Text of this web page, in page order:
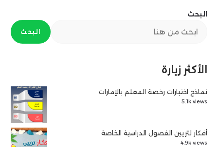
البحث
البحث
الأكثر زيارة
نماذج اختبارات رخصة المعلم بالإمارات
5.1k views
أفكار لتزيين الفصول الدراسية الخاصة
4.9k views